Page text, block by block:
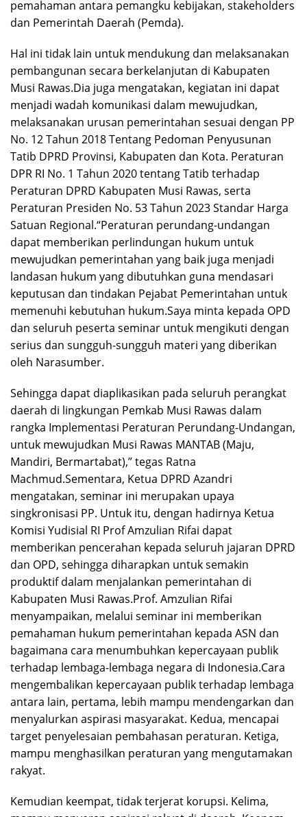
pemahaman antara pemangku kebijakan, stakeholders
dan Pemerintah Daerah (Pemda).
Hal ini tidak lain untuk mendukung dan melaksanakan
pembangunan secara berkelanjutan di Kabupaten
Musi Rawas.Dia juga mengatakan, kegiatan ini dapat
menjadi wadah komunikasi dalam mewujudkan,
melaksanakan urusan pemerintahan sesuai dengan PP
No. 12 Tahun 2018 Tentang Pedoman Penyusunan
Tatib DPRD Provinsi, Kabupaten dan Kota. Peraturan
DPR RI No. 1 Tahun 2020 tentang Tatib terhadap
Peraturan DPRD Kabupaten Musi Rawas, serta
Peraturan Presiden No. 53 Tahun 2023 Standar Harga
Satuan Regional.“Peraturan perundang-undangan
dapat memberikan perlindungan hukum untuk
mewujudkan pemerintahan yang baik juga menjadi
landasan hukum yang dibutuhkan guna mendasari
keputusan dan tindakan Pejabat Pemerintahan untuk
memenuhi kebutuhan hukum.Saya minta kepada OPD
dan seluruh peserta seminar untuk mengikuti dengan
serius dan sungguh-sungguh materi yang diberikan
oleh Narasumber.
Sehingga dapat diaplikasikan pada seluruh perangkat
daerah di lingkungan Pemkab Musi Rawas dalam
rangka Implementasi Peraturan Perundang-Undangan,
untuk mewujudkan Musi Rawas MANTAB (Maju,
Mandiri, Bermartabat),” tegas Ratna
Machmud.Sementara, Ketua DPRD Azandri
mengatakan, seminar ini merupakan upaya
singkronisasi PP. Untuk itu, dengan hadirnya Ketua
Komisi Yudisial RI Prof Amzulian Rifai dapat
memberikan pencerahan kepada seluruh jajaran DPRD
dan OPD, sehingga diharapkan untuk semakin
produktif dalam menjalankan pemerintahan di
Kabupaten Musi Rawas.Prof. Amzulian Rifai
menyampaikan, melalui seminar ini memberikan
pemahaman hukum pemerintahan kepada ASN dan
bagaimana cara menumbuhkan kepercayaan publik
terhadap lembaga-lembaga negara di Indonesia.Cara
mengembalikan kepercayaan publik terhadap lembaga
antara lain, pertama, lebih mampu mendengarkan dan
menyalurkan aspirasi masyarakat. Kedua, mencapai
target penyelesaian pembahasan peraturan. Ketiga,
mampu menghasilkan peraturan yang mengutamakan
rakyat.
Kemudian keempat, tidak terjerat korupsi. Kelima,